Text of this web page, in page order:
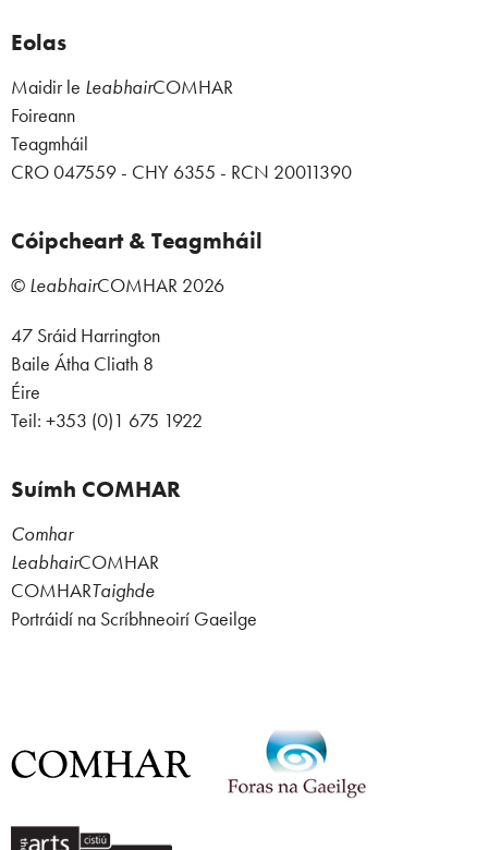
Eolas
Maidir le LeabhairCOMHAR
Foireann
Teagmháil
CRO 047559 - CHY 6355 - RCN 20011390
Cóipcheart & Teagmháil
© LeabhairCOMHAR 2026
47 Sráid Harrington
Baile Átha Cliath 8
Éire
Teil: +353 (0)1 675 1922
Suímh COMHAR
Comhar
LeabhairCOMHAR
COMHARTaighde
Portráidí na Scríbhneoirí Gaeilge